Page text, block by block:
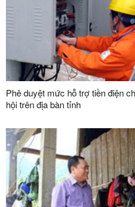
Phê duyệt mức hỗ trợ tiền điện
hội trên địa bàn tỉnh